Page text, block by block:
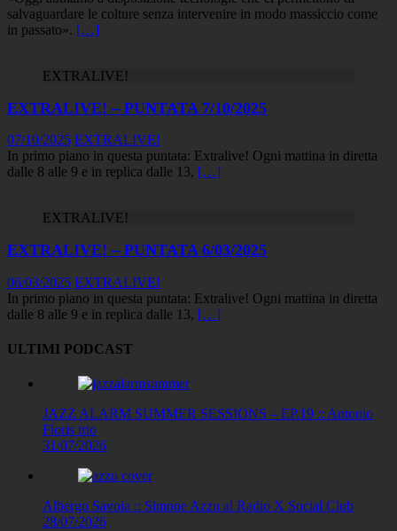
salvaguardare le colture senza intervenire in modo massiccio come
in passato». […]
EXTRALIVE!
EXTRALIVE! – PUNTATA 7/10/2025
07/10/2025 EXTRALIVE!
In primo piano in questa puntata: Extralive! Ogni mattina in diretta
dalle 8 alle 9 e in replica dalle 13, […]
EXTRALIVE!
EXTRALIVE! – PUNTATA 6/03/2025
06/03/2025 EXTRALIVE!
In primo piano in questa puntata: Extralive! Ogni mattina in diretta
dalle 8 alle 9 e in replica dalle 13, […]
ULTIMI PODCAST
JAZZ ALARM SUMMER SESSIONS – EP.19 :: Antonio
Floris trio
31/07/2026
Albergo Savoia :: Simone Azzu al Radio X Social Club
28/07/2026